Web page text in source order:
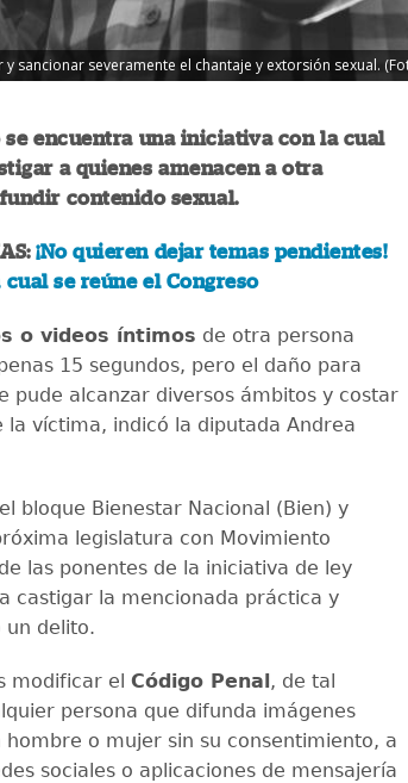
sancionar severamente el chantaje y extorsión sexual.
se encuentra una iniciativa con la cual
a quienes amenacen a otra
contenido sexual.
¡No quieren dejar temas pendientes!
se reúne el Congreso
o videos íntimos de otra persona
15 segundos, pero el daño para
pude alcanzar diversos ámbitos y costar
la víctima, indicó la diputada Andrea
bloque Bienestar Nacional (Bien) y
legislatura con Movimiento
las ponentes de la iniciativa de ley
castigar la mencionada práctica y
delito.
modificar el Código Penal, de tal
persona que difunda imágenes
hombre o mujer sin su consentimiento, a
sociales o aplicaciones de mensajería